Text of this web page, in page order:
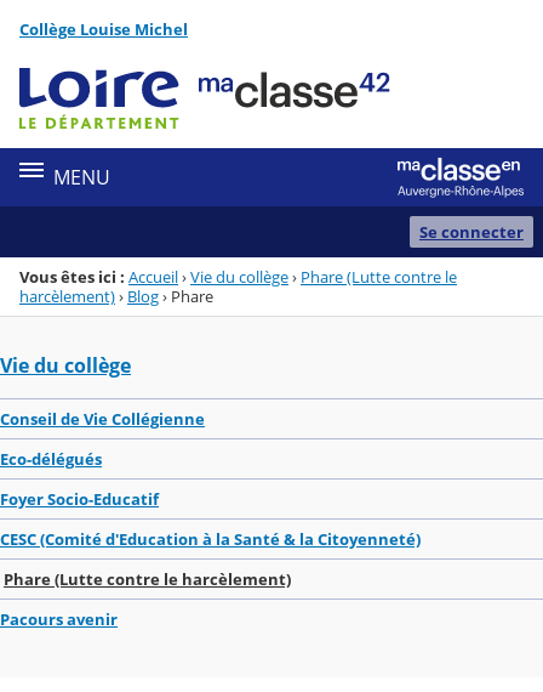
Menu de la rubrique
Contenu
Collège Louise Michel
MENU
Se connecter
Vous êtes ici : Accueil›Vie du collège› Phare (Lutte contre le
harcèlement)› Blog› Phare
Vie du collège
Conseil de Vie Collégienne
Eco-délégués
Foyer Socio-Educatif
CESC (Comité d'Education à la Santé & la Citoyenneté)
Phare (Lutte contre le harcèlement)
Pacours avenir